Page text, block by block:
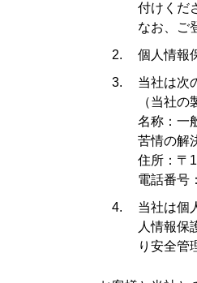
付けくだ
なお、ご
個人情報
当社は次
（当社
名称：一
苦情の解
住所：〒
電話番号
当社は個
人情報保
り安全管